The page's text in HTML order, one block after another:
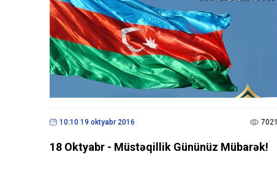
10:10 19 oktyabr 2016 7021
18 Oktyabr - Müstəqillik Gününüz Mübarək!